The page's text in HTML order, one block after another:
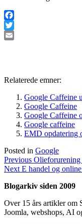
Facebook
Twitter
Relaterede emner:
Google Caffeine
Google Caffeine
Google Caffeine
Google caffeine
EMD opdatering
Posted in Google
Previous Previous
post:
Next Next
E handel og
Blogarkiv siden 2009
Over 15 års artikler om
Joomla, webshops, AI